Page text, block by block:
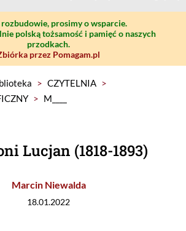
prosimy o wsparcie.
polską tożsamość i pamięć o naszych
przodkach.
przez Pomagam.pl
> CZYTELNIA >
> M____
Lucjan (1818-1893)
Marcin Niewalda
18.01.2022